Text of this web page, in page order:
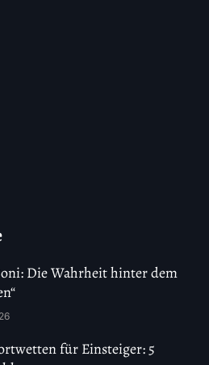
Die Wahrheit hinter dem
für Einsteiger: 5